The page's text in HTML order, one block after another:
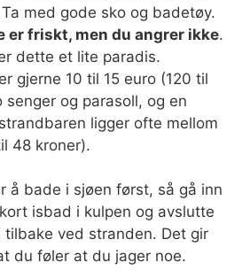
med gode sko og badetøy.
er friskt, men du angrer ikke.
dette et lite paradis.
gjerne 10 til 15 euro (120 til
senger og parasoll, og en
ligger ofte mellom
48 kroner).
å bade i sjøen først, så gå inn
isbad i kulpen og avslutte
tilbake ved stranden. Det gir
du føler at du jager noe.